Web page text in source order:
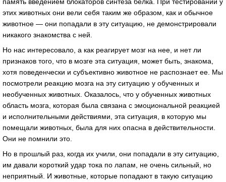
этих животных они вели себя таким же образом, как и обычное
животное — они попадали в эту ситуацию, не демонстрировали
никакого знакомства с ней.
Но нас интересовало, а как реагирует мозг на нее, и нет ли
признаков того, что в мозге эта ситуация, может быть, знакома,
хотя поведенчески и субъективно животное не распознает ее. Мы
посмотрели реакцию мозга на эту ситуацию у обученных и
необученных животных. Оказалось, что у обученных животных
область мозга, которая была связана с эмоциональной реакцией
и исполнительными действиями, эта ситуация, в которую мы
помещали животных, была для них опасна в действительности.
Они не помнили это.
Но в прошлый раз, когда их учили, они попадали в эту ситуацию,
им давали короткий удар тока по лапам, не очень сильный, но
неприятный. И животные, которые попадают в такую ситуацию